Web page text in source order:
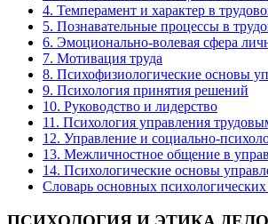
4. Темперамент и характер в
5. Познавательные процессы в
6. Эмоционально-волевая сфера
7. Мотивация труда
8. Психофизиологические основы
9. Психология принятия решений
10. Руководство и лидерство
11. Психология управления
12. Управление и социально-
13. Межличностное общение в
14. Психологические основы
Словарь основных